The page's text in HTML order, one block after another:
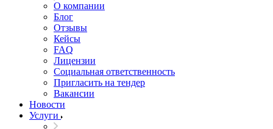
О компании
Блог
Отзывы
Кейсы
FAQ
Лицензии
Социальная ответственность
Пригласить на тендер
Вакансии
Новости
Услуги